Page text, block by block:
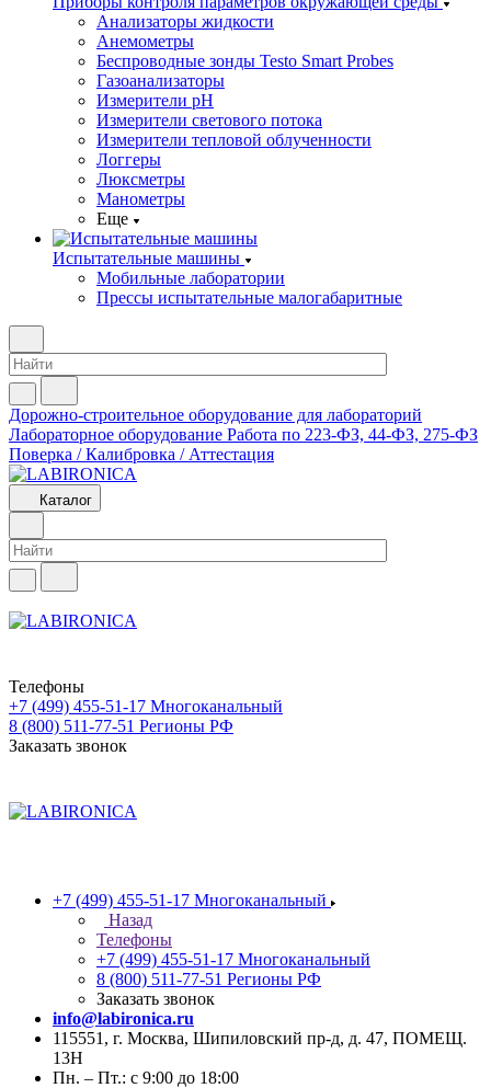
Анализаторы жидкости
Анемометры
Беспроводные зонды Testo Smart Probes
Газоанализаторы
Измерители pH
Измерители светового потока
Измерители тепловой облученности
Логгеры
Люксметры
Манометры
Еще
Испытательные машины
Мобильные лаборатории
Прессы испытательные малогабаритные
Дорожно-строительное оборудование для лабораторий
Лабораторное оборудование Работа по 223-ФЗ, 44-ФЗ, 275-ФЗ
Поверка / Калибровка / Аттестация
Каталог
Телефоны
+7 (499) 455-51-17 Многоканальный
8 (800) 511-77-51 Регионы РФ
Заказать звонок
+7 (499) 455-51-17 Многоканальный
Назад
Телефоны
+7 (499) 455-51-17 Многоканальный
8 (800) 511-77-51 Регионы РФ
Заказать звонок
info@labironica.ru
115551, г. Москва, Шипиловский пр-д, д. 47, ПОМЕЩ.
13Н
Пн. – Пт.: с 9:00 до 18:00